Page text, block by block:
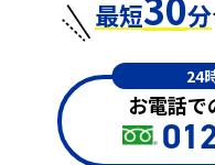
最短 分
24
お電話で